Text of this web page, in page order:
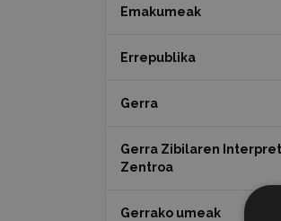
Emakumeak
Errepublika
Gerra
Gerra Zibilaren
Zentroa
Gerrako umeak